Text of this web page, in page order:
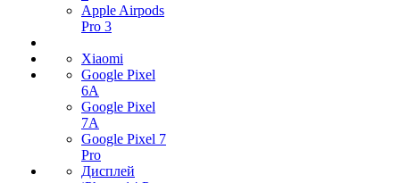
Apple Airpods
Pro 3
Xiaomi
Google Pixel
6A
Google Pixel
7А
Google Pixel 7
Pro
Дисплей